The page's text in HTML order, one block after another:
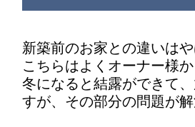
新築前のお家との違いは
こちらはよくオーナー様か
冬になると結露ができて
すが、その部分の問題が